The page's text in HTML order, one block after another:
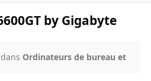
by Gigabyte
dans Ordinateurs de bureau et